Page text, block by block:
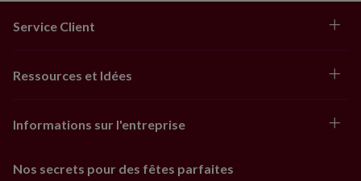
Service Client
Ressources et Idées
Informations sur l'entreprise
Nos secrets pour des fêtes parfaites